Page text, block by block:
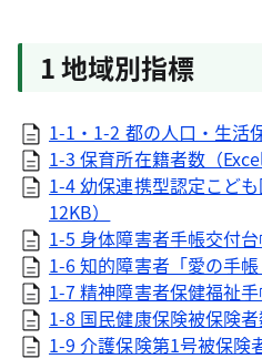
1 地域別指標
1-1・1-2 都の人口・生活
1-3 保育所在籍者数（
1-4 幼保連携型認定こど
12KB）
1-5 身体障害者手帳交付台
1-6 知的障害者「愛の手帳
1-7 精神障害者保健福祉手
1-8 国民健康保険被保険者
1-9 介護保険第1号被保険